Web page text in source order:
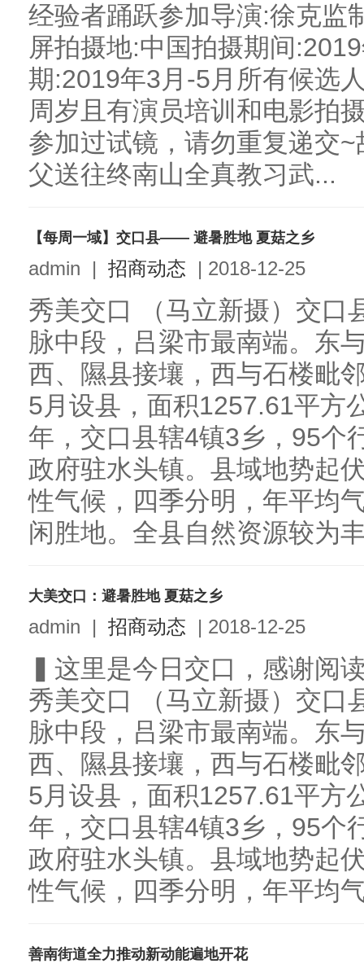
经验者踊跃参加导演:徐克监
屏拍摄地:中国拍摄期间
期:2019年3月-5月所有候选
周岁且有演员培训和电影拍
参加过试镜，请勿重复递交
父送往终南山全真教习武...
【每周一域】交口县—— 避暑胜地 夏菇之乡
admin | 招商动态 | 2018-12-25
秀美交口 （马立新摄）交口
脉中段，吕梁市最南端。东
西、隰县接壤，西与石楼毗
5月设县，面积1257.61平方
年，交口县辖4镇3乡，95个
政府驻水头镇。县域地势起
性气候，四季分明，年平均
闲胜地。全县自然资源较为
大美交口：避暑胜地 夏菇之乡
admin | 招商动态 | 2018-12-25
▍这里是今日交口，感谢阅
秀美交口 （马立新摄）交口
脉中段，吕梁市最南端。东
西、隰县接壤，西与石楼毗
5月设县，面积1257.61平方
年，交口县辖4镇3乡，95个
政府驻水头镇。县域地势起
性气候，四季分明，年平均
善南街道全力推动新动能遍地开花